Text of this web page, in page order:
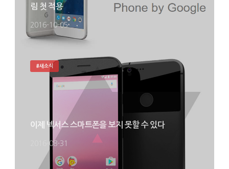
림 첫 적용
2016-10-05
이제 넥서스 스마트폰을 보지 못할 수 있다
2016-08-31
#새소식